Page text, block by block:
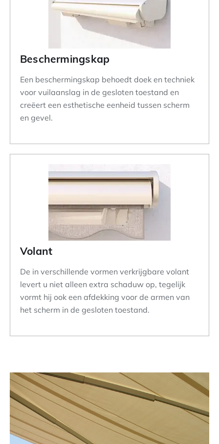
Beschermingskap
Een beschermingskap behoedt doek en techniek
voor vuilaanslag in de gesloten toestand en
creëert een esthetische eenheid tussen scherm
en gevel.
Volant
De in verschillende vormen verkrijgbare volant
levert u niet alleen extra schaduw op, tegelijk
vormt hij ook een afdekking voor de armen van
het scherm in de gesloten toestand.